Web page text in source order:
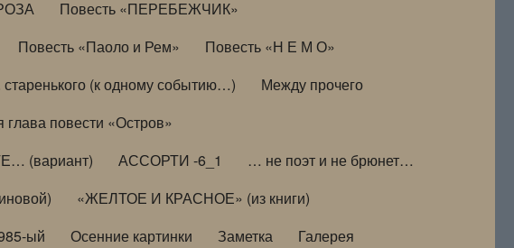
Повесть «ПЕРЕБЕЖЧИК»
Повесть «Паоло и Рем»
Повесть «Н Е М О»
(к одному событию…)
Между прочего
глава повести «Остров»
(вариант) АССОРТИ -6_1
… не поэт и не брюнет…
«ЖЕЛТОЕ И КРАСНОЕ» (из книги)
ый Осенние картинки Заметка
Галерея